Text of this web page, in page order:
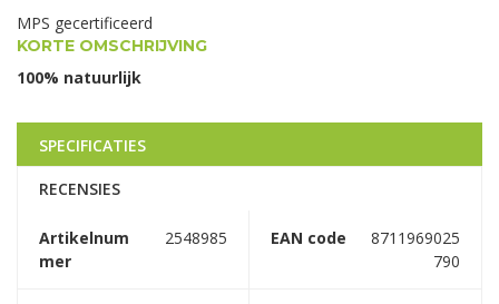
MPS gecertificeerd
KORTE OMSCHRIJVING
100% natuurlijk
SPECIFICATIES
RECENSIES
Artikelnum
mer
2548985 EAN code
8711969025
790